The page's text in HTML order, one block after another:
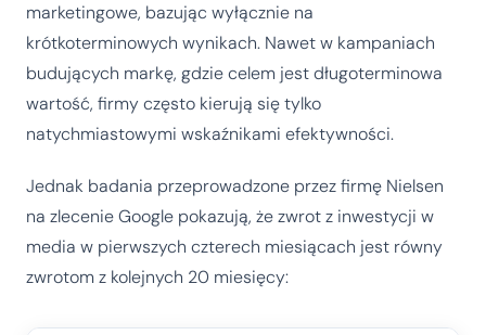
marketingowe, bazując wyłącznie na
krótkoterminowych wynikach. Nawet w kampaniach
budujących markę, gdzie celem jest długoterminowa
wartość, firmy często kierują się tylko
natychmiastowymi wskaźnikami efektywności.
Jednak badania przeprowadzone przez firmę Nielsen
na zlecenie Google pokazują, że zwrot z inwestycji w
media w pierwszych czterech miesiącach jest równy
zwrotom z kolejnych 20 miesięcy: